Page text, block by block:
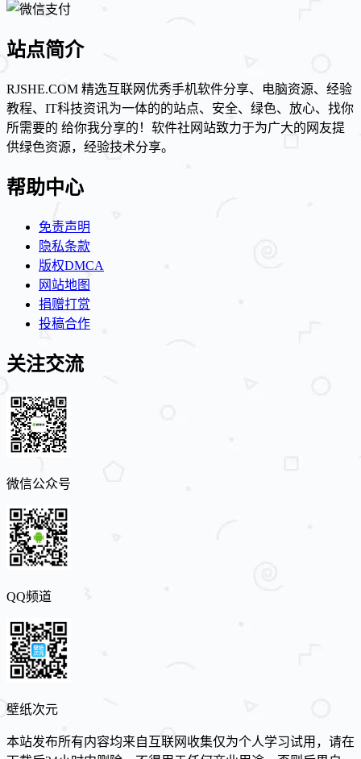
站点简介
RJSHE.COM 精选互联网优秀手机软件分享、电脑资源、经验
教程、IT科技资讯为一体的的站点、安全、绿色、放心、找你
所需要的 给你我分享的！软件社网站致力于为广大的网友提
供绿色资源，经验技术分享。
帮助中心
免责声明
隐私条款
版权DMCA
网站地图
捐赠打赏
投稿合作
关注交流
微信公众号
QQ频道
壁纸次元
本站发布所有内容均来自互联网收集仅为个人学习试用，请在